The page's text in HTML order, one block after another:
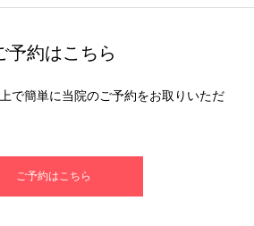
予約はこちら
で簡単に当院のご予約をお取りいただ
ご予約はこちら